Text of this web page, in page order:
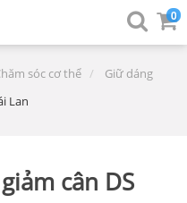
0
sóc cơ thể
Giữ dáng
Lan
cân DS